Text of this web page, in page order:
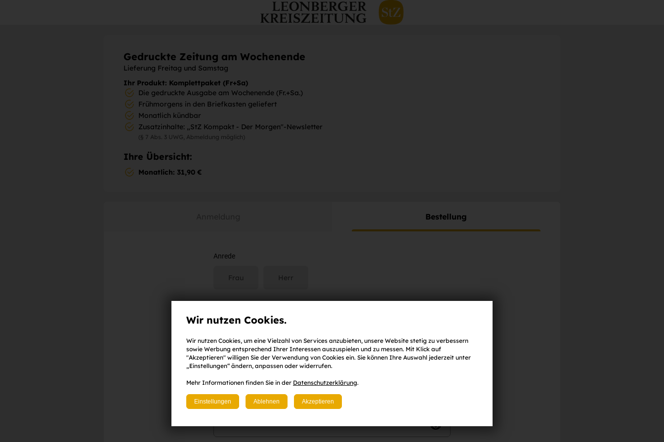
Gedruckte Zeitung am Wochenende
Lieferung Freitag und Samstag
Ihr Produkt: Komplettpaket (Fr+Sa)
Die gedruckte Ausgabe am Wochenende (Fr.+Sa.)
Frühmorgens in den Briefkasten geliefert
Monatlich kündbar
Zusatzinhalte: „StZ Kompakt - Der Morgen"-Newsletter
(§ 7 Abs. 3 UWG, Abmeldung möglich)
Ihre Übersicht:
Monatlich: 31,90 €
Bestellung
Anrede
Frau Herr
E-Mail-Adresse
Passwort
mind. 8 Zeichen sowie ein Klein- und
Wir nutzen Cookies.
Wir nutzen Cookies, um eine Vielzahl von Services anzubieten, unsere Website stetig zu verbessern
sowie Werbung entsprechend Ihrer Interessen auszuspielen und zu messen. Mit Klick auf
"Akzeptieren" willigen Sie der Verwendung von Cookies ein. Sie können Ihre Auswahl jederzeit unter
„Einstellungen“ ändern, anpassen oder widerrufen.
Mehr Informationen finden Sie in der Datenschutzerklärung.
Einstellungen Ablehnen Akzeptieren